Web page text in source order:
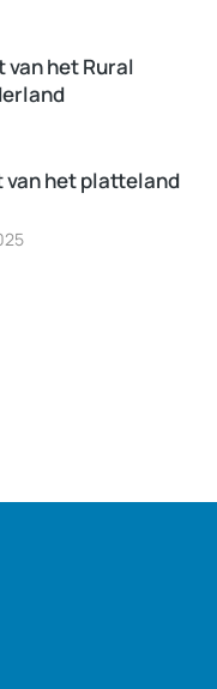
het Rural
van het platteland